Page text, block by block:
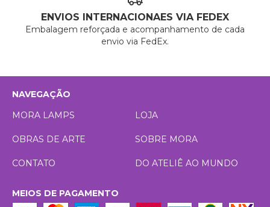
ENVIOS INTERNACIONAES VIA FEDEX
Embalagem reforçada e acompanhamento de cada
envio via FedEx.
NAVEGAÇÃO
MORA LAMPS
LOJA
OBRAS DE ARTE SOBRE MORA
CONTATO DO ATELIÊ AO MUNDO
MEIOS DE PAGAMENTO